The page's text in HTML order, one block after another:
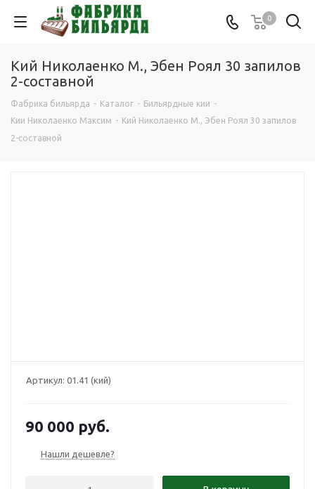
0
Кий Николаенко М., Эбен Роял 30 запилов
2-составной
Фабрика бильярда - Каталог - Бильярдные кии -
Кии Николаенко Максим - Кий Николаенко М., Эбен Роял 30 запилов
2-составной
Артикул: 01.41 (кий)
90 000 руб.
Нашли дешевле?